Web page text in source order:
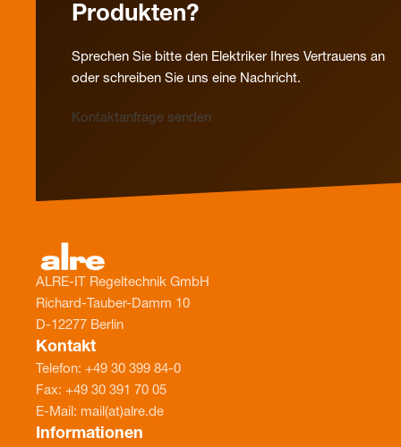
Produkten?
Sprechen Sie bitte den Elektriker Ihres Vertrauens an
oder schreiben Sie uns eine Nachricht.
Kontaktanfrage senden
ALRE-IT Regeltechnik GmbH
Richard-Tauber-Damm 10
D-12277 Berlin
Kontakt
Telefon: +49 30 399 84-0
Fax: +49 30 391 70 05
E-Mail: mail(at)alre.de
Informationen